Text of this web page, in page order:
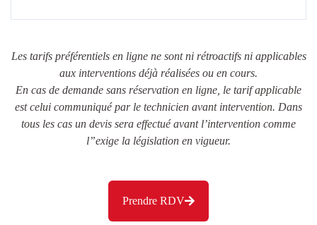
Les tarifs préférentiels en ligne ne sont ni rétroactifs ni applicables
aux interventions déjà réalisées ou en cours.
En cas de demande sans réservation en ligne, le tarif applicable
est celui communiqué par le technicien avant intervention. Dans
tous les cas un devis sera effectué avant l’intervention comme
l”exige la législation en vigueur.
Prendre RDV